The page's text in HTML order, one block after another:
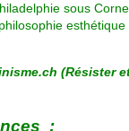
sous
esthétique
(Résister
: